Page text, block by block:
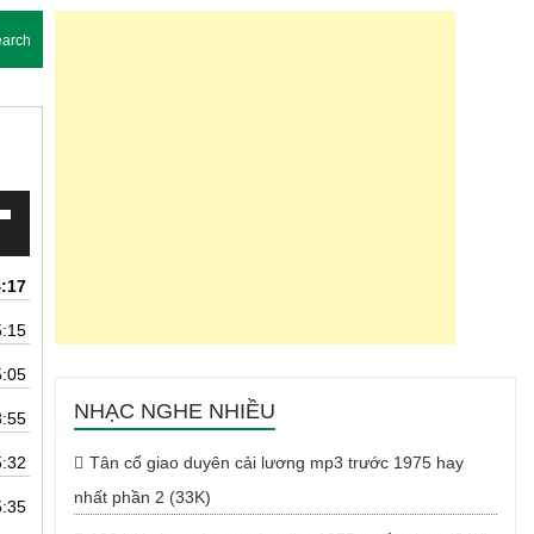
NHẠC NGHE NHIỀU
Tân cổ giao duyên cải lương mp3 trước 1975 hay
nhất phần 2 (33K)